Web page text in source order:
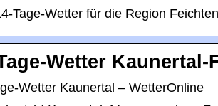
Tage-Wetter für die Region
Wetter Kaunertal-
Wetter Kaunertal – WetterOnline